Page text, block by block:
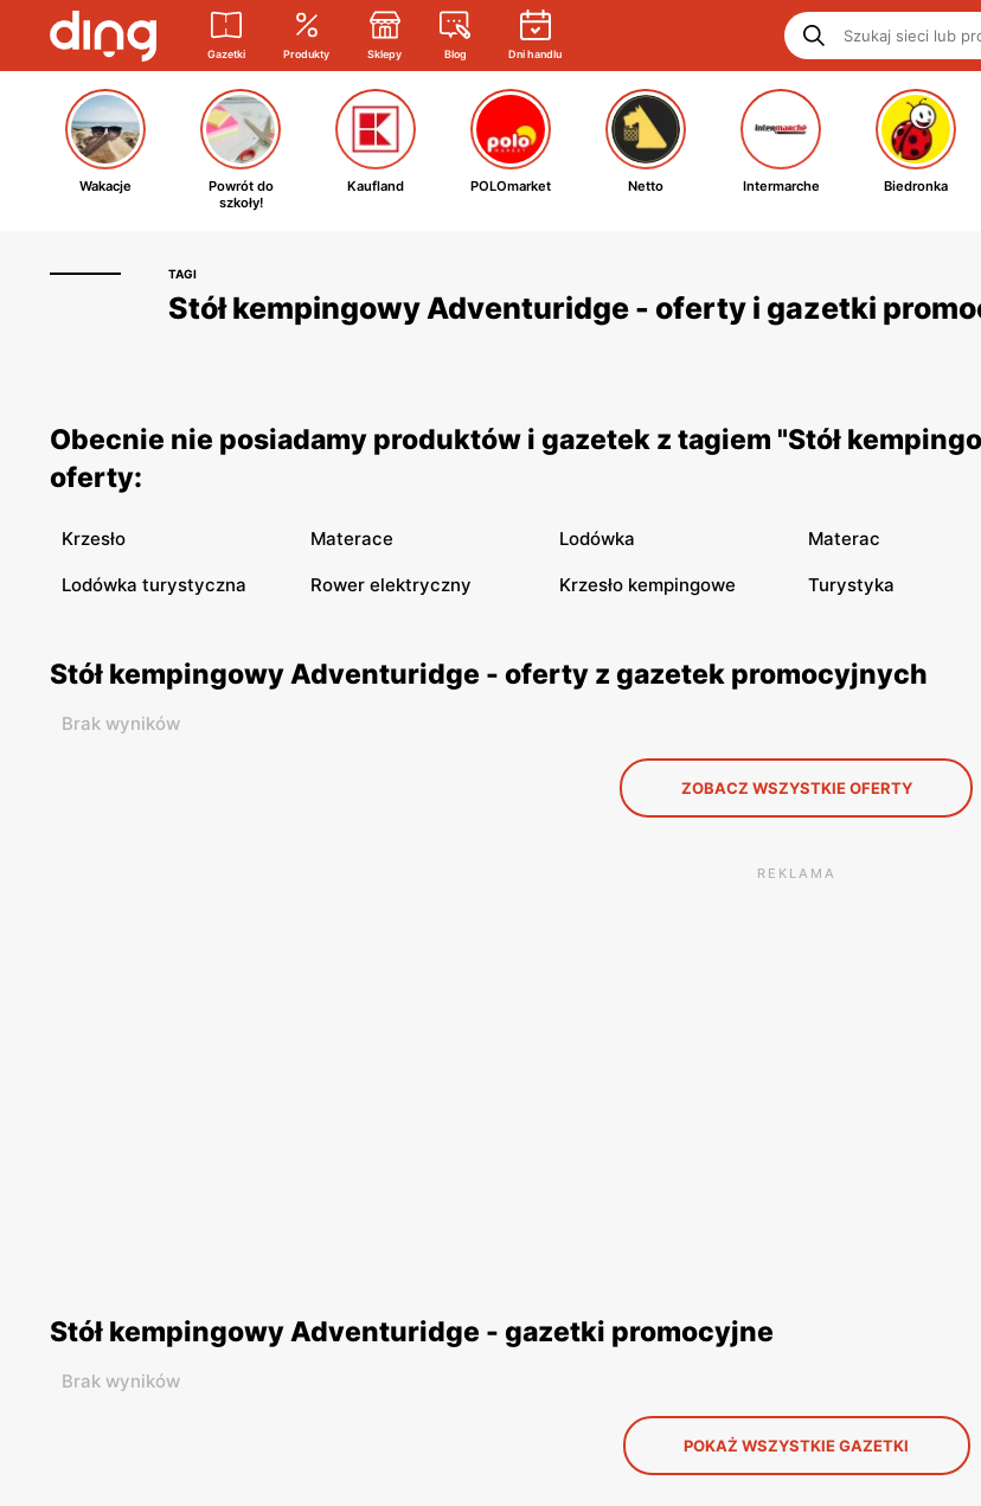
Gazetki Produkty Sklepy Blog Dni handlu
Wakacje
Powrót do
szkoły!
Kaufland POLOmarket Netto Intermarche Biedronka
TAGI
Stół kempingowy Adventuridge - oferty i gazetki
Obecnie nie posiadamy produktów i gazetek z tagiem "Stół
oferty:
Krzesło Materace Lodówka Materac
Lodówka turystyczna Rower elektryczny Krzesło kempingowe Turystyka
Stół kempingowy Adventuridge - oferty z gazetek promocyjnych
Brak wyników
ZOBACZ WSZYSTKIE OFERTY
REKLAMA
Stół kempingowy Adventuridge - gazetki promocyjne
Brak wyników
POKAŻ WSZYSTKIE GAZETKI